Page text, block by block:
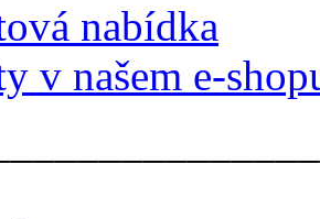
nabídka
v našem e-